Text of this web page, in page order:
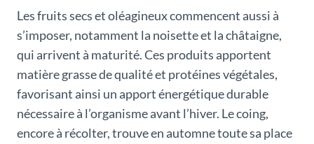
Les fruits secs et oléagineux commencent aussi à
s’imposer, notamment la noisette et la châtaigne,
qui arrivent à maturité. Ces produits apportent
matière grasse de qualité et protéines végétales,
favorisant ainsi un apport énergétique durable
nécessaire à l’organisme avant l’hiver. Le coing,
encore à récolter, trouve en automne toute sa place